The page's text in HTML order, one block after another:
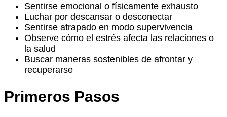
Sentirse emocional o físicamente exhausto
Luchar por descansar o desconectar
Sentirse atrapado en modo supervivencia
Observe cómo el estrés afecta las relaciones o
la salud
Buscar maneras sostenibles de afrontar y
recuperarse
Primeros Pasos